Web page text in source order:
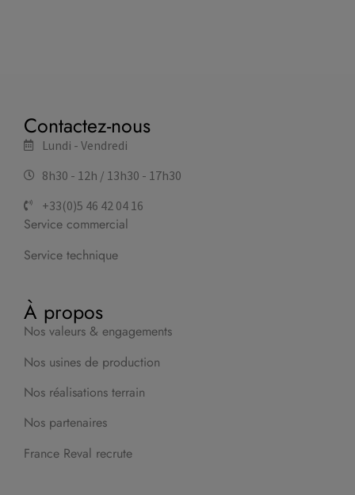
Contactez-nous
Lundi - Vendredi
8h30 - 12h / 13h30 - 17h30
+33(0)5 46 42 04 16
Service commercial
Service technique
À propos
Nos valeurs & engagements
Nos usines de production
Nos réalisations terrain
Nos partenaires
France Reval recrute